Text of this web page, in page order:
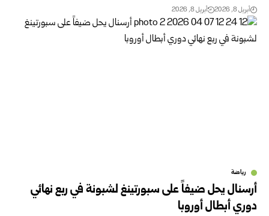
أبريل 8, 2026 أبريل 8, 2026
رياضة
أرسنال يحل ضيفاً على سبورتينغ لشبونة في ربع نهائي
دوري أبطال أوروبا